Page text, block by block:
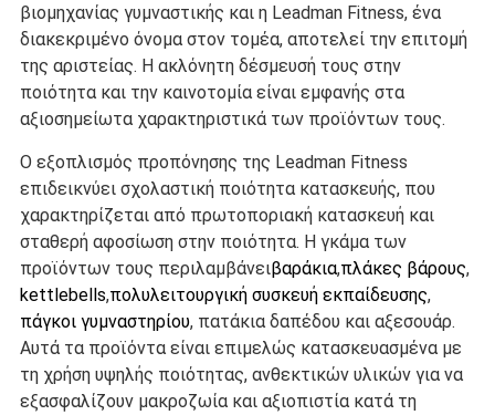
βιομηχανίας γυμναστικής και η Leadman Fitness, ένα
διακεκριμένο όνομα στον τομέα, αποτελεί την επιτομή
της αριστείας. Η ακλόνητη δέσμευσή τους στην
ποιότητα και την καινοτομία είναι εμφανής στα
αξιοσημείωτα χαρακτηριστικά των προϊόντων τους.
Ο εξοπλισμός προπόνησης της Leadman Fitness
επιδεικνύει σχολαστική ποιότητα κατασκευής, που
χαρακτηρίζεται από πρωτοποριακή κατασκευή και
σταθερή αφοσίωση στην ποιότητα. Η γκάμα των
προϊόντων τους περιλαμβάνειβαράκια,πλάκες βάρους,
kettlebells,πολυλειτουργική συσκευή εκπαίδευσης,
πάγκοι γυμναστηρίου, πατάκια δαπέδου και αξεσουάρ.
Αυτά τα προϊόντα είναι επιμελώς κατασκευασμένα με
τη χρήση υψηλής ποιότητας, ανθεκτικών υλικών για να
εξασφαλίζουν μακροζωία και αξιοπιστία κατά τη